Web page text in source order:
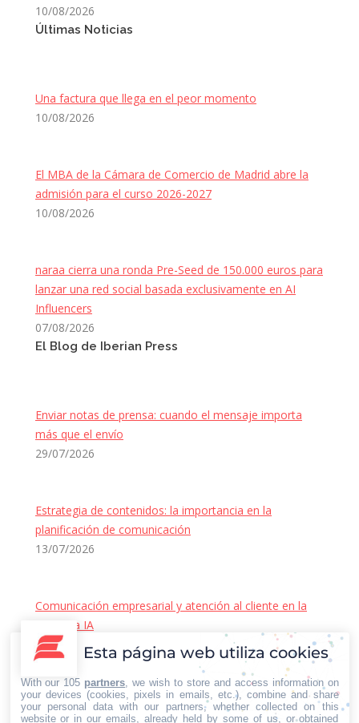
10/08/2026
Últimas Noticias
Una factura que llega en el peor momento
10/08/2026
El MBA de la Cámara de Comercio de Madrid abre la
admisión para el curso 2026-2027
10/08/2026
naraa cierra una ronda Pre-Seed de 150.000 euros para
lanzar una red social basada exclusivamente en AI
Influencers
07/08/2026
El Blog de Iberian Press
Enviar notas de prensa: cuando el mensaje importa
más que el envío
29/07/2026
Estrategia de contenidos: la importancia en la
planificación de comunicación
13/07/2026
Comunicación empresarial y atención al cliente en la
era de la IA
22/06/2026
Contacto Iberian Press
Principales vías de contacto:
E-mail:
Esta página web utiliza cookies
With our 105 partners , we wish to store and access information on
your devices (cookies, pixels in emails, etc.), combine and share
your personal data with our partners, whether collected on this
website or in our emails, already held by some of us, or obtained